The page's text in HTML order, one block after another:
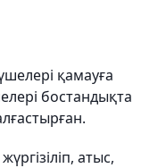
қамауға
бостандықта
атыс,